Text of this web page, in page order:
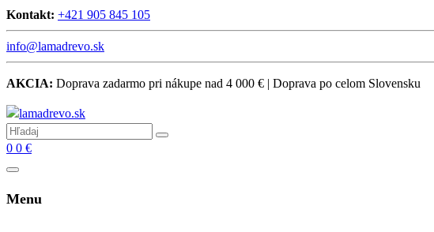
Kontakt: +421 905 845 105
info@lamadrevo.sk
AKCIA: Doprava zadarmo pri nákupe nad 4 000 € | Doprava po celom Slovensku
0 0 €
Menu